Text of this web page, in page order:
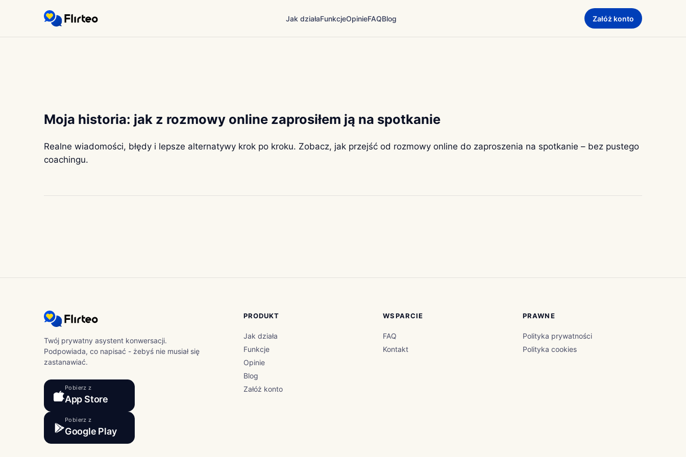
Jak działaFunkcjeOpinieFAQBlog Załóż konto
Moja historia: jak z rozmowy online zaprosiłem ją na spotkanie
Realne wiadomości, błędy i lepsze alternatywy krok po kroku. Zobacz, jak przejść od rozmowy online do zaproszenia na spotkanie – bez pustego
coachingu.
Twój prywatny asystent konwersacji.
Podpowiada, co napisać - żebyś nie musiał się
zastanawiać.
Pobierz z
App Store
Pobierz z
Google Play
PRODUKT
Jak działa
Funkcje
Opinie
Blog
Załóż konto
WSPARCIE
FAQ
Kontakt
PRAWNE
Polityka prywatności
Polityka cookies